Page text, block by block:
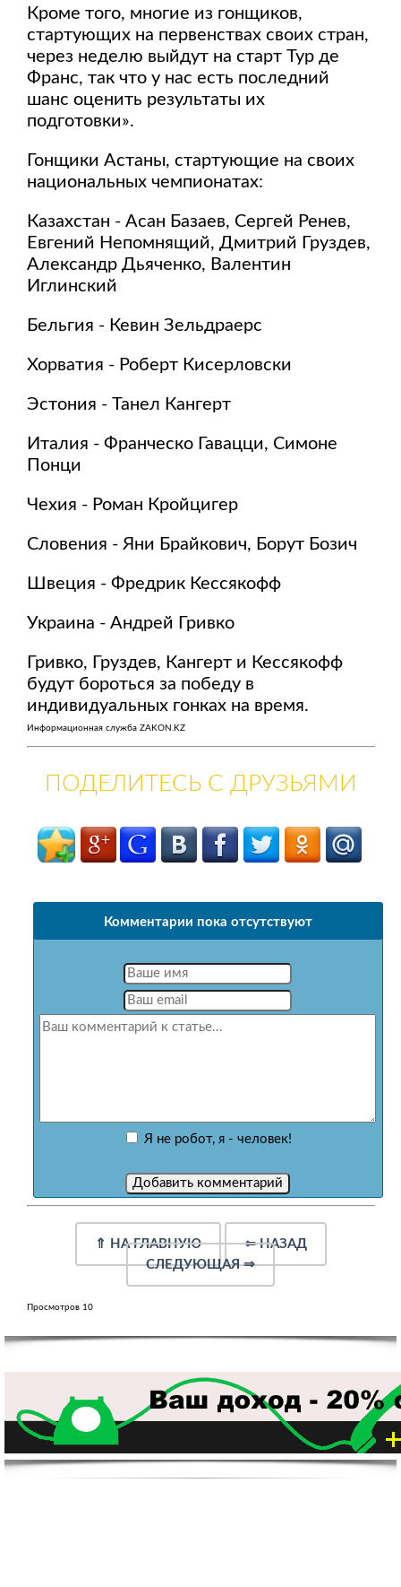
Кроме того, многие из гонщиков,
стартующих на первенствах своих стран,
через неделю выйдут на старт Тур де
Франс, так что у нас есть последний
шанс оценить результаты их
подготовки».
Гонщики Астаны, стартующие на своих
национальных чемпионатах:
Казахстан - Асан Базаев, Сергей Ренев,
Евгений Непомнящий, Дмитрий Груздев,
Александр Дьяченко, Валентин
Иглинский
Бельгия - Кевин Зельдраерс
Хорватия - Роберт Кисерловски
Эстония - Танел Кангерт
Италия - Франческо Гавацци, Симоне
Понци
Чехия - Роман Кройцигер
Словения - Яни Брайкович, Борут Бозич
Швеция - Фредрик Кессякофф
Украина - Андрей Гривко
Гривко, Груздев, Кангерт и Кессякофф
будут бороться за победу в
индивидуальных гонках на время.
Информационная служба ZAKON.KZ
ПОДЕЛИТЕСЬ С ДРУЗЬЯМИ
Комментарии пока отсутствуют
Я не робот, я - человек!
⇑ НА ГЛАВНУЮ ⇐НАЗАД
СЛЕДУЮЩАЯ⇒
Просмотров 10